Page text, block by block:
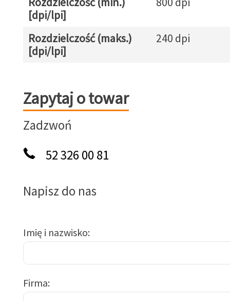
[dpi/lpi]
Rozdzielczość (maks.)
[dpi/lpi]
240 dpi
Zapytaj o towar
Zapytaj o towar
Zadzwoń
52 326 00 81
Napisz do nas
Imię i nazwisko
Firma